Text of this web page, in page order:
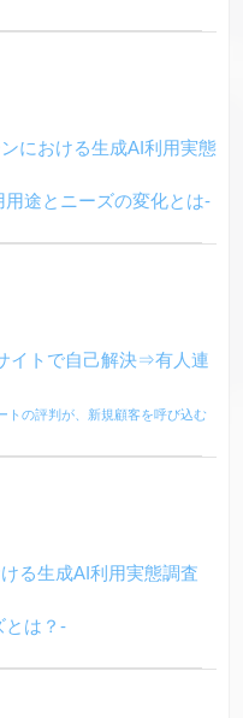
における生成AI利用実態
途とニーズの変化とは-
イトで自己解決⇒有人連
トの評判が、新規顧客を呼び込む
る生成AI利用実態調査
とは？-